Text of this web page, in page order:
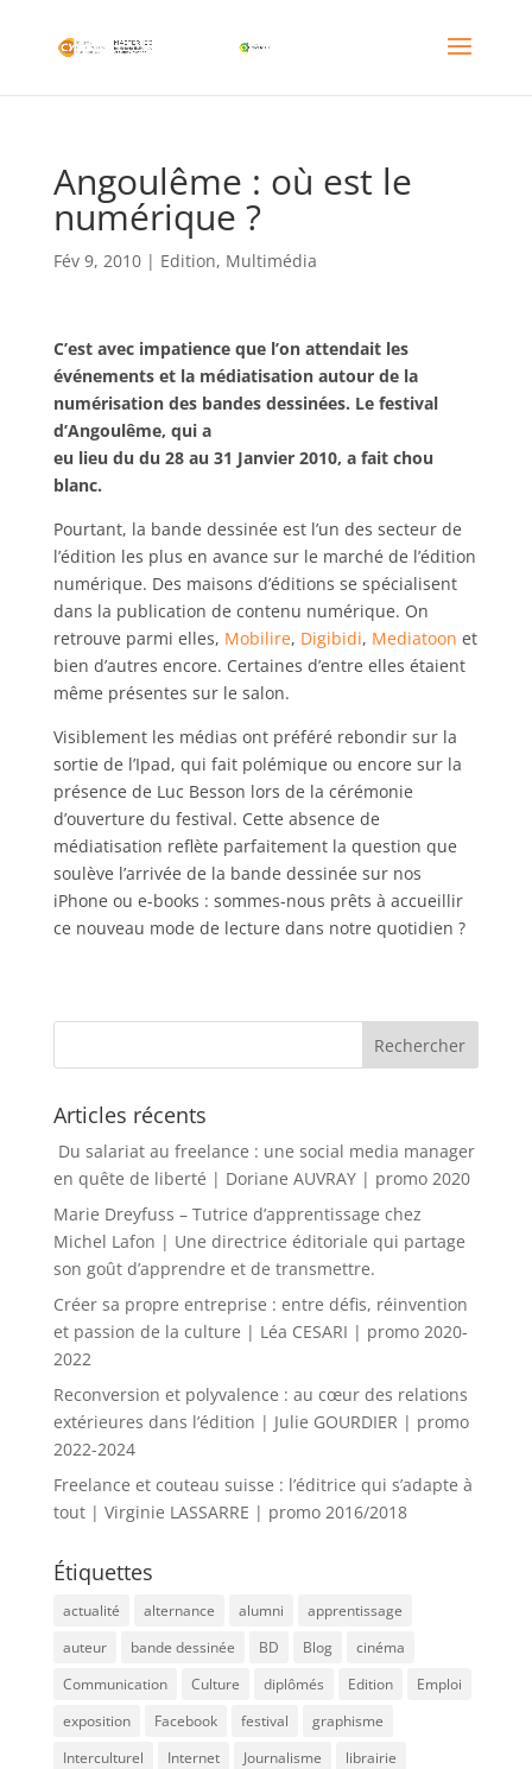
Angoulême : où est le
numérique ?
Fév 9, 2010| Edition, Multimédia
C’est avec impatience que l’on attendait les
événements et la médiatisation autour de la
numérisation des bandes dessinées. Le festival
d’Angoulême, qui a
eu lieu du du 28 au 31 Janvier 2010, a fait chou
blanc.
Pourtant, la bande dessinée est l’un des secteur de
l’édition les plus en avance sur le marché de l’édition
numérique. Des maisons d’éditions se spécialisent
dans la publication de contenu numérique. On
retrouve parmi elles, Mobilire, Digibidi, Mediatoon et
bien d’autres encore. Certaines d’entre elles étaient
même présentes sur le salon.
Visiblement les médias ont préféré rebondir sur la
sortie de l’Ipad, qui fait polémique ou encore sur la
présence de Luc Besson lors de la cérémonie
d’ouverture du festival. Cette absence de
médiatisation reflète parfaitement la question que
soulève l’arrivée de la bande dessinée sur nos
iPhone ou e-books : sommes-nous prêts à accueillir
ce nouveau mode de lecture dans notre quotidien ?
Articles récents
Du salariat au freelance : une social media manager
en quête de liberté | Doriane AUVRAY | promo 2020
Marie Dreyfuss – Tutrice d’apprentissage chez
Michel Lafon | Une directrice éditoriale qui partage
son goût d’apprendre et de transmettre.
Créer sa propre entreprise : entre défis, réinvention
et passion de la culture | Léa CESARI | promo 2020-
2022
Reconversion et polyvalence : au cœur des relations
extérieures dans l’édition | Julie GOURDIER | promo
2022-2024
Freelance et couteau suisse : l’éditrice qui s’adapte à
tout | Virginie LASSARRE | promo 2016/2018
Étiquettes
actualité alternance alumni
apprentissage
auteur
bande dessinée BD Blog
cinéma
Communication
Culture diplômés Edition
Emploi
exposition
Facebook festival
graphisme
Interculturel
Internet Journalisme
librairie